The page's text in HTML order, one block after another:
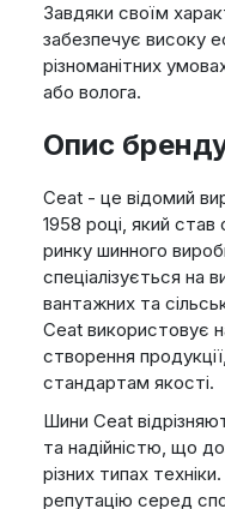
Завдяки своїм
забезпечує високу
різноманітних
або волога.
Опис
Ceat - це відомий
1958 році, який став
ринку шинного
спеціалізується на
вантажних та
Ceat використовує
створення
стандартам якості.
Шини Ceat
та надійністю, що
різних типах
репутацію серед